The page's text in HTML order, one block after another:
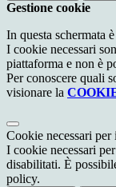
Gestione cookie
In questa schermata
I cookie necessari
piattaforma e non è
Per conoscere quali
visionare la
Cookie necessari
I cookie necessari
disabilitati. È
policy.